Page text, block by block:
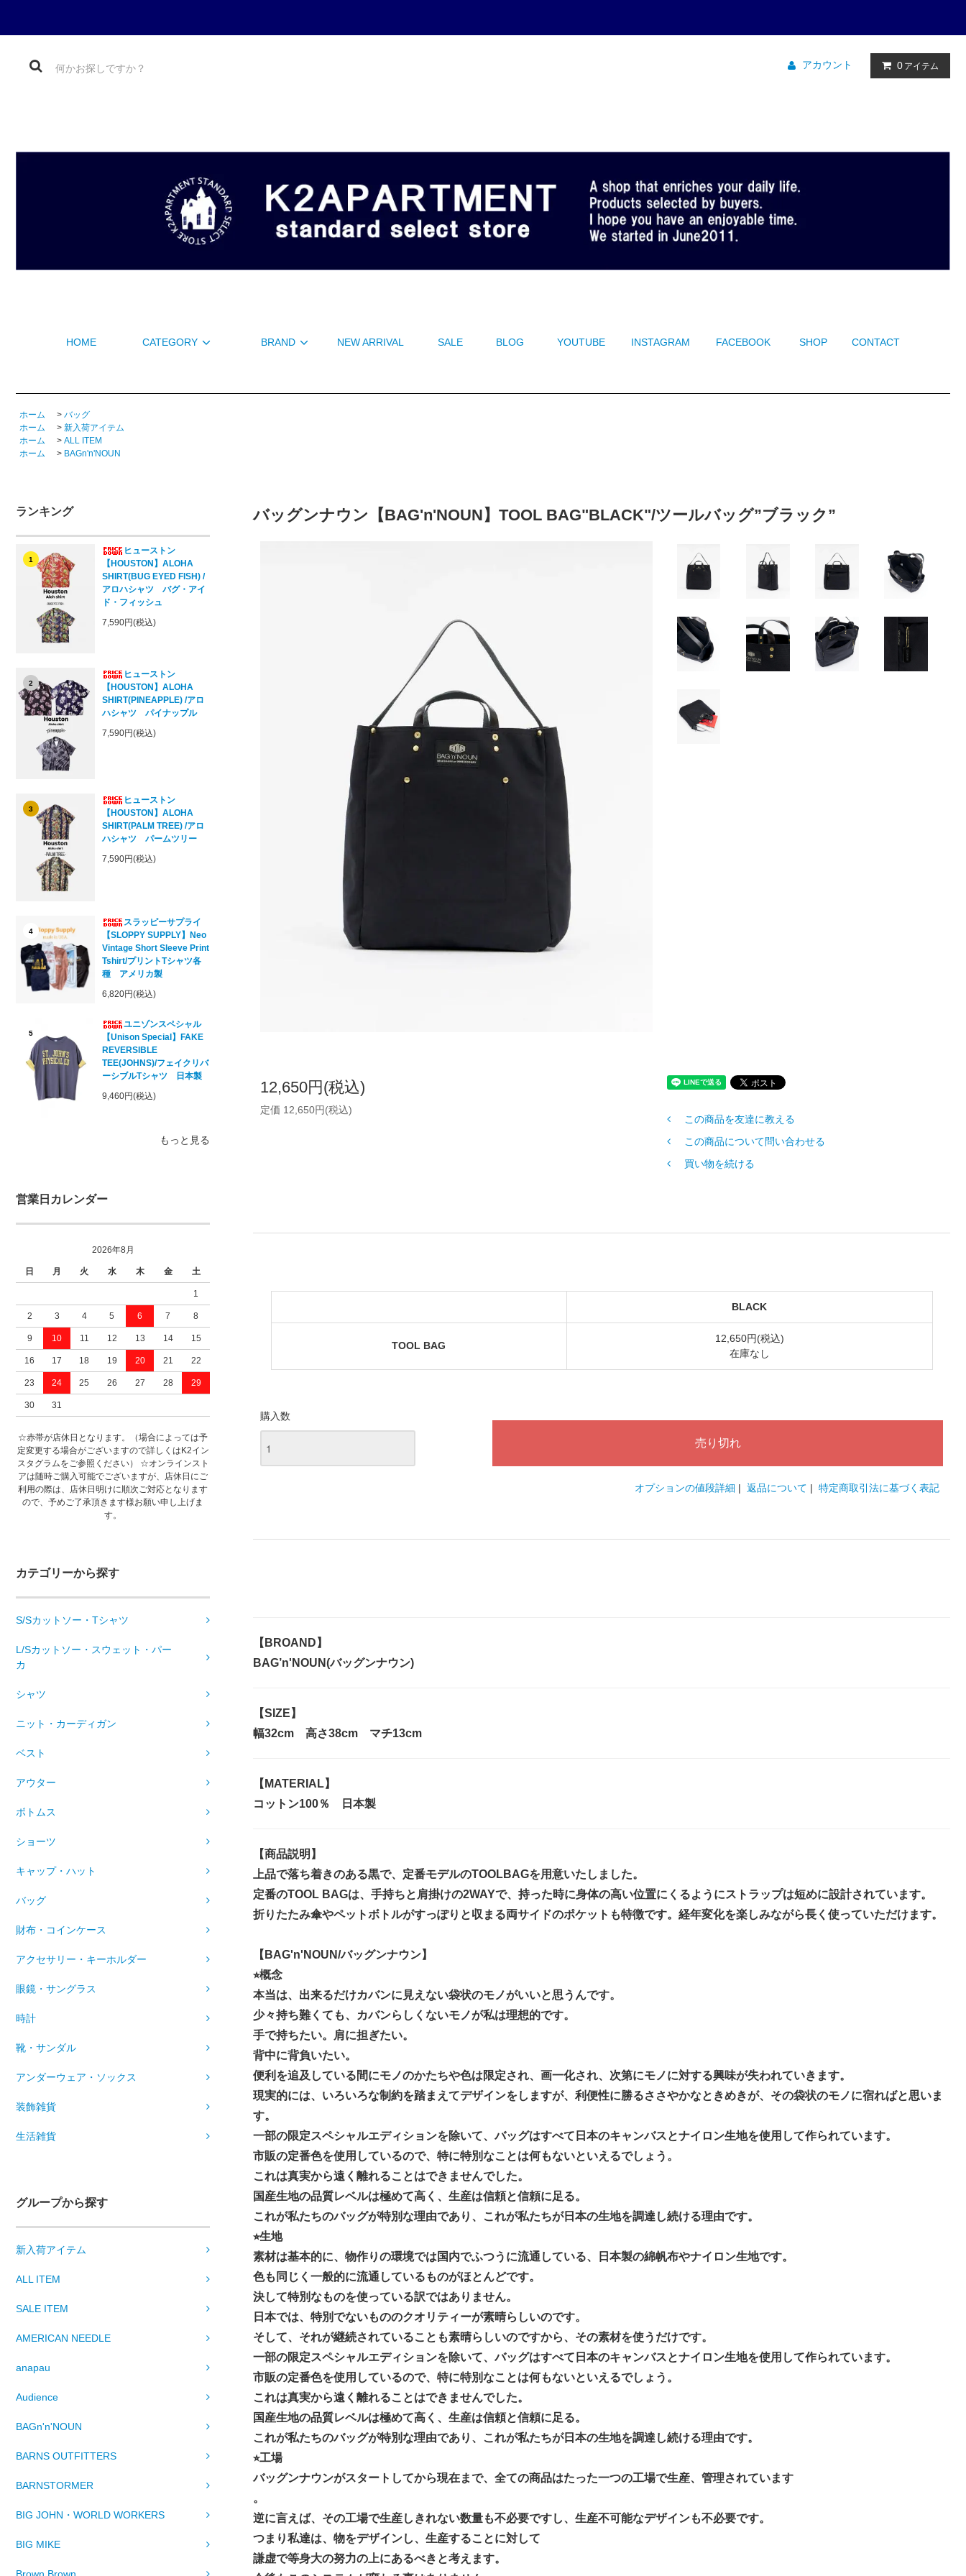
アカウント 0 アイテム
HOME CATEGORY BRAND NEW ARRIVAL SALE BLOG YOUTUBE INSTAGRAM FACEBOOK SHOP CONTACT
ホーム > バッグ
ホーム
> 新入荷アイテム
ホーム
> ALL ITEM
ホーム
> BAGn'n'NOUN
ランキング
1
ヒューストン
【HOUSTON】ALOHA
SHIRT(BUG EYED FISH) /
アロハシャツ バグ・アイ
ド・フィッシュ
7,590円(税込)
2
ヒューストン
【HOUSTON】ALOHA
SHIRT(PINEAPPLE) /アロ
ハシャツ パイナップル
7,590円(税込)
3
ヒューストン
【HOUSTON】ALOHA
SHIRT(PALM TREE) /アロ
ハシャツ パームツリー
7,590円(税込)
4
スラッピーサプライ
【SLOPPY SUPPLY】Neo
Vintage Short Sleeve Print
Tshirt/プリントTシャツ各
種 アメリカ製
6,820円(税込)
5
ユニゾンスペシャル
【Unison Special】FAKE
REVERSIBLE
TEE(JOHNS)/フェイクリバ
ーシブルTシャツ 日本製
9,460円(税込)
もっと見る
営業日カレンダー
2026年8月
日 月 火 水 木 金 土
1
2 3 4 5 6 7 8
9 10 11 12 13 14 15
16 17 18 19 20 21 22
23 24 25 26 27 28 29
30 31
☆赤帯が店休日となります。（場合によっては予
定変更する場合がございますので詳しくはK2イン
スタグラムをご参照ください） ☆オンラインスト
アは随時ご購入可能でございますが、店休日にご
利用の際は、店休日明けに順次ご対応となります
ので、予めご了承頂きます様お願い申し上げま
す。
カテゴリーから探す
S/Sカットソー・Tシャツ
L/Sカットソー・スウェット・パー
カ
シャツ
ニット・カーディガン
ベスト
アウター
ボトムス
ショーツ
キャップ・ハット
バッグ
財布・コインケース
アクセサリー・キーホルダー
眼鏡・サングラス
時計
靴・サンダル
アンダーウェア・ソックス
装飾雑貨
生活雑貨
グループから探す
新入荷アイテム
ALL ITEM
SALE ITEM
AMERICAN NEEDLE
anapau
Audience
BAGn'n'NOUN
BARNS OUTFITTERS
BARNSTORMER
BIG JOHN・WORLD WORKERS
BIG MIKE
Brown Brown
バッグンナウン【BAG'n'NOUN】TOOL BAG"BLACK"/ツールバッグ”ブラック”
12,650円(税込)
定価 12,650円(税込)
この商品を友達に教える
この商品について問い合わせる
買い物を続ける
BLACK
TOOL BAG
12,650円(税込)
在庫なし
購入数
オプションの値段詳細 | 返品について | 特定商取引法に基づく表記
【BROAND】
BAG’n'NOUN(バッグンナウン)
【SIZE】
幅32cm 高さ38cm マチ13cm
【MATERIAL】
コットン100％ 日本製
【商品説明】
上品で落ち着きのある黒で、定番モデルのTOOLBAGを用意いたしました。
定番のTOOL BAGは、手持ちと肩掛けの2WAYで、持った時に身体の高い位置にくるようにストラップは短めに設計されています。
折りたたみ傘やペットボトルがすっぽりと収まる両サイドのポケットも特徴です。経年変化を楽しみながら長く使っていただけます。
【BAG'n'NOUN/バッグンナウン】
⭐︎概念
本当は、出来るだけカバンに見えない袋状のモノがいいと思うんです。
少々持ち難くても、カバンらしくないモノが私は理想的です。
手で持ちたい。肩に担ぎたい。
背中に背負いたい。
便利を追及している間にモノのかたちや色は限定され、画一化され、次第にモノに対する興味が失われていきます。
現実的には、いろいろな制約を踏まえてデザインをしますが、利便性に勝るささやかなときめきが、その袋状のモノに宿ればと思いま
す。
一部の限定スペシャルエディションを除いて、バッグはすべて日本のキャンバスとナイロン生地を使用して作られています。
市販の定番色を使用しているので、特に特別なことは何もないといえるでしょう。
これは真実から遠く離れることはできませんでした。
国産生地の品質レベルは極めて高く、生産は信頼と信頼に足る。
これが私たちのバッグが特別な理由であり、これが私たちが日本の生地を調達し続ける理由です。
⭐︎生地
素材は基本的に、物作りの環境では国内でふつうに流通している、日本製の綿帆布やナイロン生地です。
色も同じく一般的に流通しているものがほとんどです。
決して特別なものを使っている訳ではありません。
日本では、特別でないもののクオリティーが素晴らしいのです。
そして、それが継続されていることも素晴らしいのですから、その素材を使うだけです。
一部の限定スペシャルエディションを除いて、バッグはすべて日本のキャンバスとナイロン生地を使用して作られています。
市販の定番色を使用しているので、特に特別なことは何もないといえるでしょう。
これは真実から遠く離れることはできませんでした。
国産生地の品質レベルは極めて高く、生産は信頼と信頼に足る。
これが私たちのバッグが特別な理由であり、これが私たちが日本の生地を調達し続ける理由です。
⭐︎工場
バッグンナウンがスタートしてから現在まで、全ての商品はたった一つの工場で生産、管理されています
。
逆に言えば、その工場で生産しきれない数量も不必要ですし、生産不可能なデザインも不必要です。
つまり私達は、物をデザインし、生産することに対して
謙虚で等身大の努力の上にあるべきと考えます。